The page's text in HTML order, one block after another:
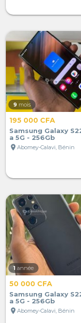
9 mois
195 000 CFA
Samsung Galaxy
a 5G - 256Gb
location_on Abomey-Calavi, Bénin
1 année
50 000 CFA
Samsung Galaxy
a 5G - 256Gb
location_on Abomey-Calavi, Bénin